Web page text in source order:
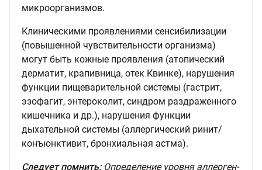
микроорганизмов.
Клиническими проявлениями сенсибилизации
(повышенной чувствительности организма)
могут быть кожные проявления (атопический
дерматит, крапивница, отек Квинке), нарушения
функции пищеварительной системы (гастрит,
эзофагит, энтероколит, синдром раздраженного
кишечника и др.), нарушения функции
дыхательной системы (аллергический ринит/
конъюнктивит, бронхиальная астма).
Следует помнить: Определение уровня аллерген-